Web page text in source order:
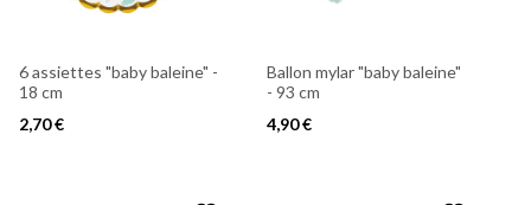
6 assiettes "baby baleine" -
18 cm
2,70 €
Ballon mylar "baby baleine"
- 93 cm
4,90 €